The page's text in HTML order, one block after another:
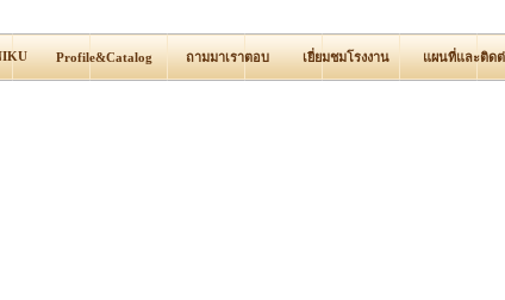
Profile&Catalog ถามมาเราตอบ เยี่ยมชมโรงงาน แผนที่และติดต่